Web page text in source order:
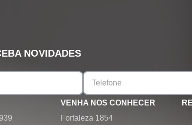
NOVIDADES
VENHA NOS CONHECER
Fortaleza 1854